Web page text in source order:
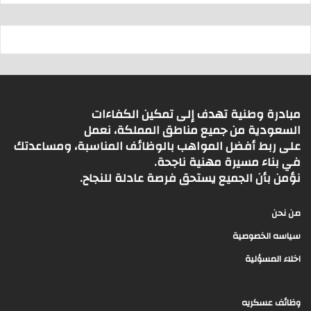
مبادرة وطنية تهدف إلى تمكين الكفاءات
السعودية من جميع مناطق المملكة، نعمل
على ربط أفضل المواهب بالوظائف المناسبة، ومساعدتك
في بناء مسيرة مهنية ناجحة.
نؤمن بأن الجميع يستحق فرصة عادلة للنجاح.
من نحن
سياسه الخصوصية
اخلاء المسؤلية
وظائف عسكريه